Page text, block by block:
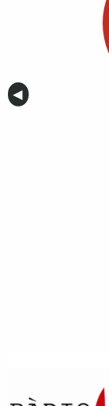
Anterior
◀︎